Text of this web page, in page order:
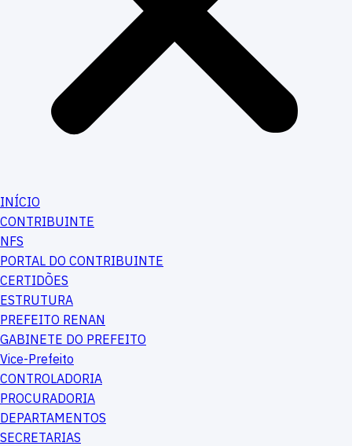
INÍCIO
CONTRIBUINTE
NFS
PORTAL DO CONTRIBUINTE
CERTIDÕES
ESTRUTURA
PREFEITO RENAN
GABINETE DO PREFEITO
Vice-Prefeito
CONTROLADORIA
PROCURADORIA
DEPARTAMENTOS
SECRETARIAS